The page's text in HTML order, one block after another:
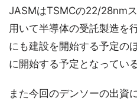
JASMはTSMCの22/28nm
用いて半導体の受託製造を
にも建設を開始する予定の
に開始する予定となっている
また今回のデンソーの出資